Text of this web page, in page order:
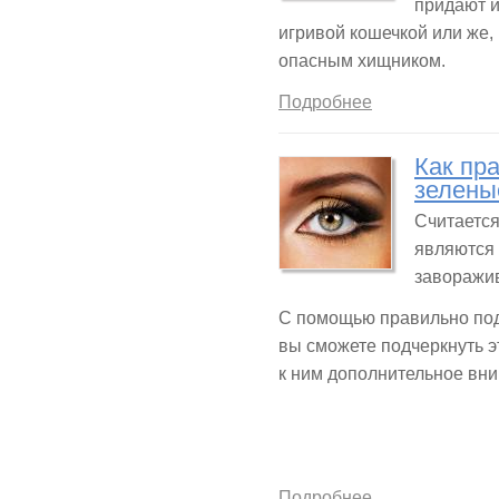
придают
игривой кошечкой или же,
опасным хищником.
Подробнее
Как
С помощью правильно
вы сможете подчеркнуть
к ним дополнительное